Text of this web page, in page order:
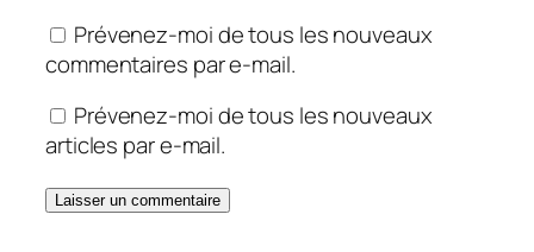
Prévenez-moi de tous les nouveaux
commentaires par e-mail.
Prévenez-moi de tous les nouveaux
articles par e-mail.